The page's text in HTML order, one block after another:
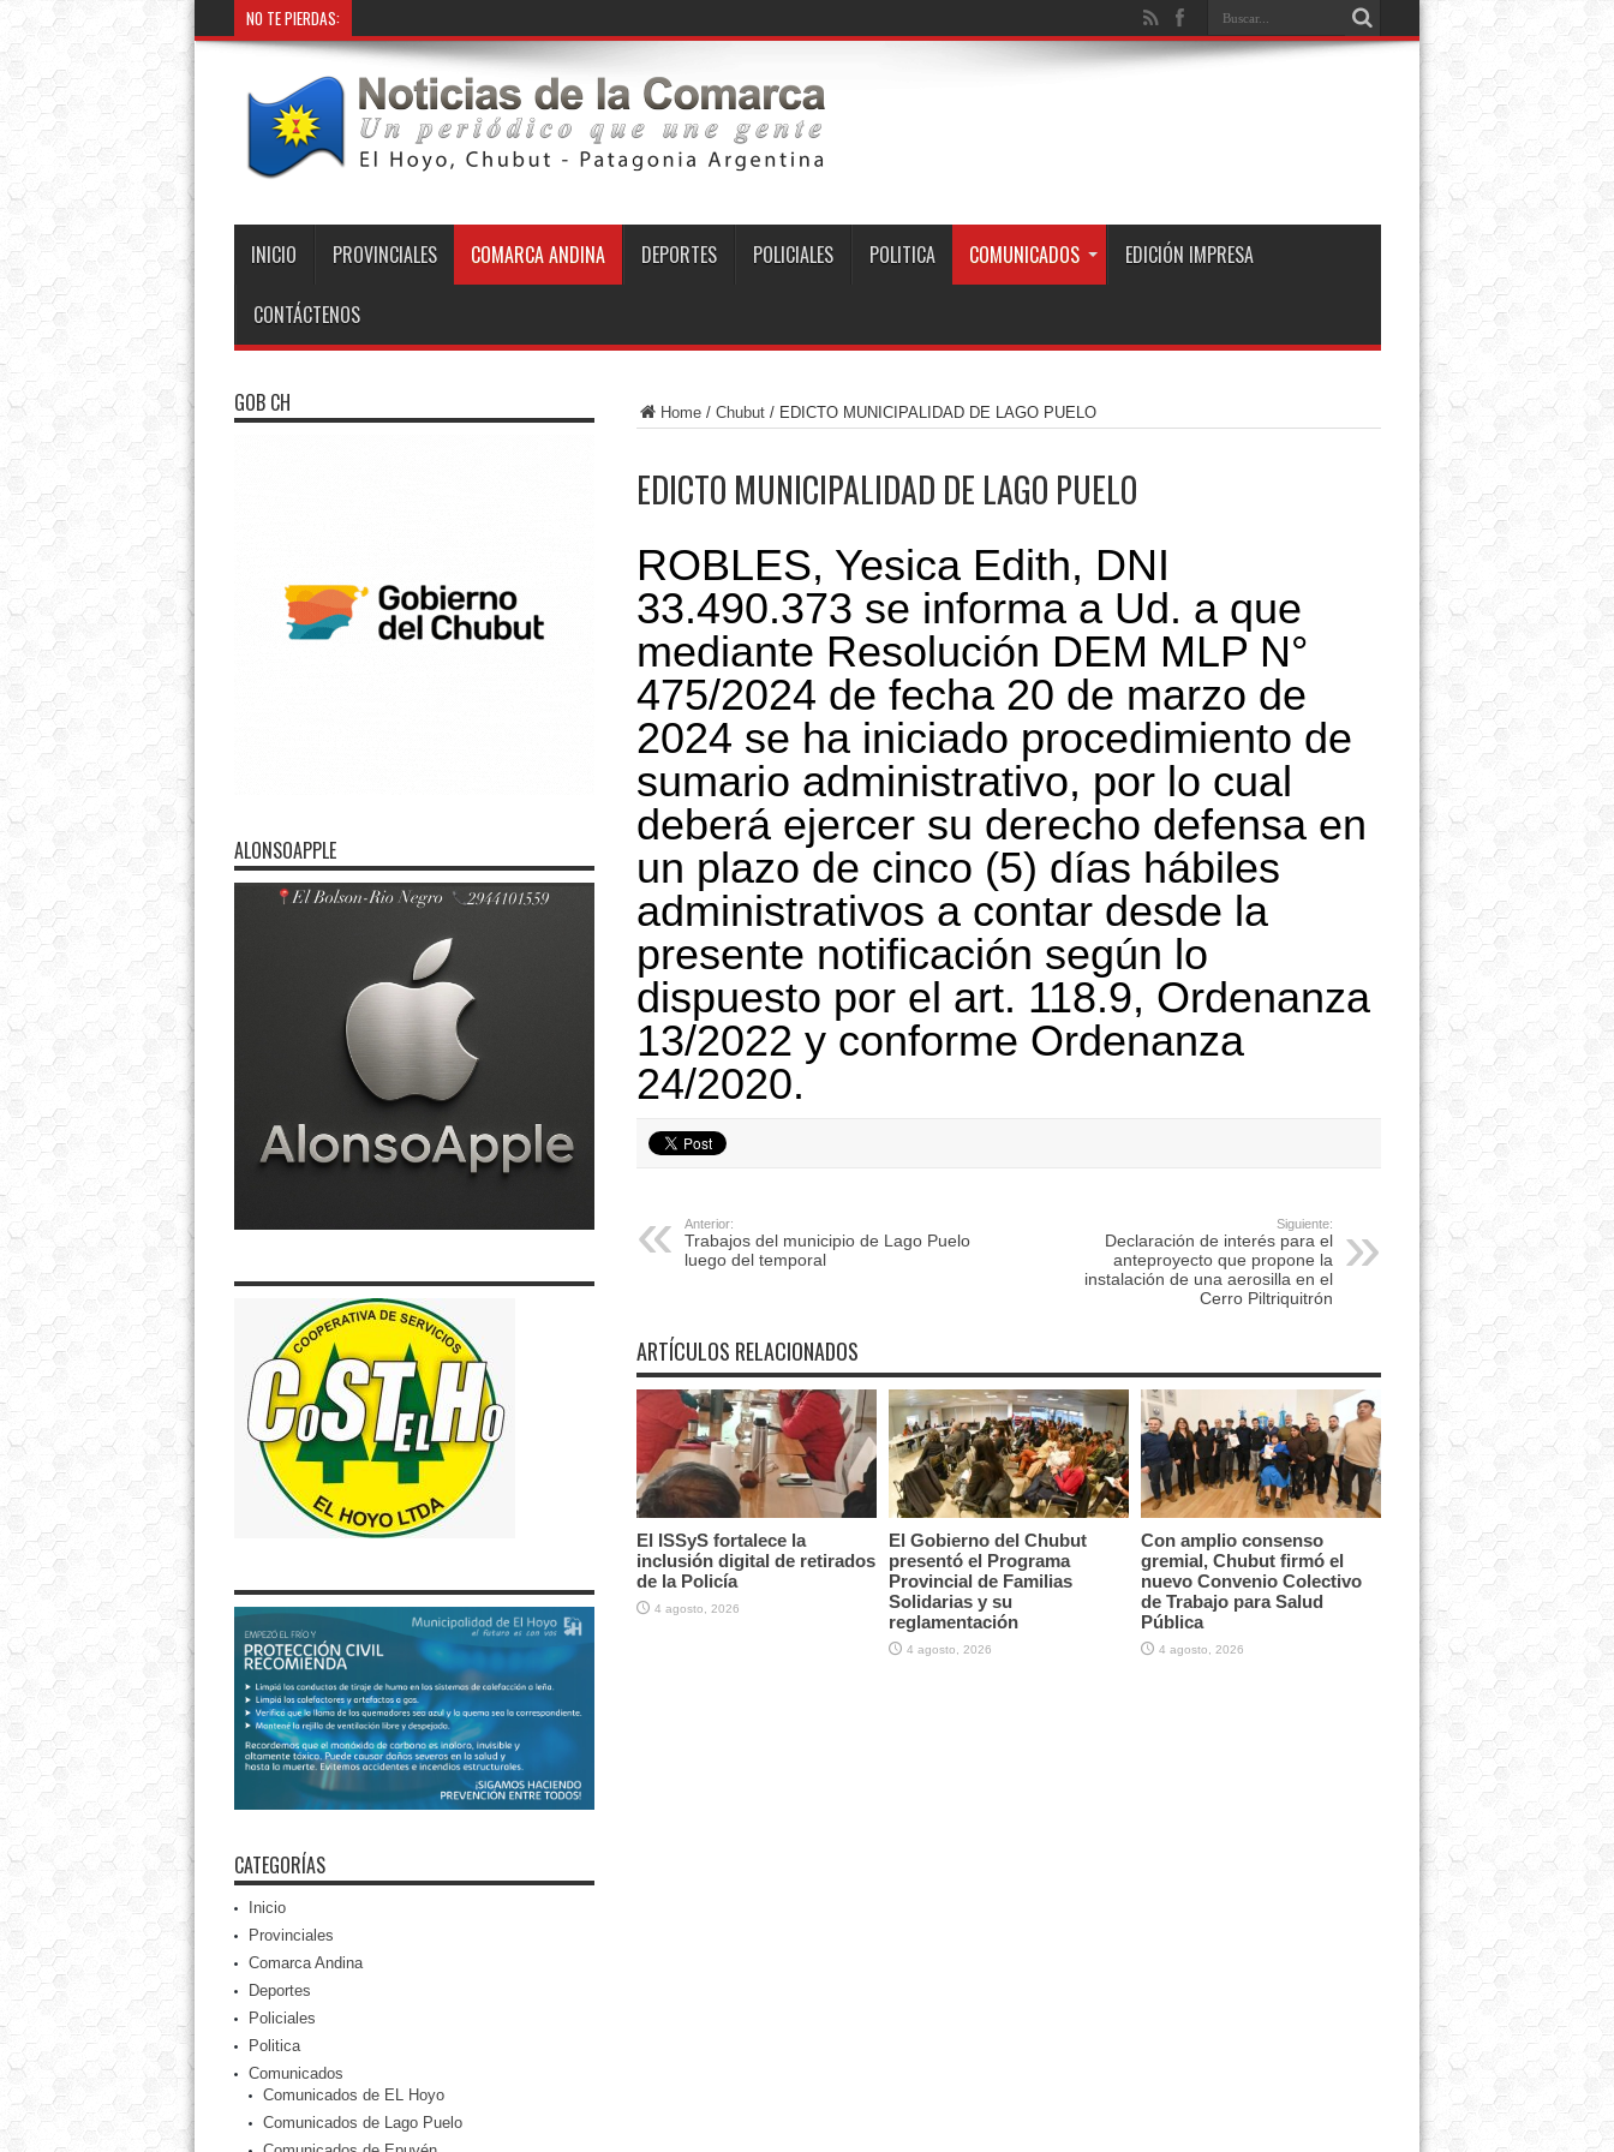
NO TE PIERDAS:
INICIO PROVINCIALES COMARCA ANDINA DEPORTES POLICIALES POLITICA COMUNICADOS EDICIÓN IMPRESA
CONTÁCTENOS
Home/ Chubut/ EDICTO MUNICIPALIDAD DE LAGO PUELO
EDICTO MUNICIPALIDAD DE LAGO PUELO
ROBLES, Yesica Edith, DNI
33.490.373 se informa a Ud. a que
mediante Resolución DEM MLP N°
475/2024 de fecha 20 de marzo de
2024 se ha iniciado procedimiento de
sumario administrativo, por lo cual
deberá ejercer su derecho defensa en
un plazo de cinco (5) días hábiles
administrativos a contar desde la
presente notificación según lo
dispuesto por el art. 118.9, Ordenanza
13/2022 y conforme Ordenanza
24/2020.
Anterior:
Trabajos del municipio de Lago Puelo
luego del temporal
Siguiente:
Declaración de interés para el
anteproyecto que propone la
instalación de una aerosilla en el
Cerro Piltriquitrón
ARTÍCULOS RELACIONADOS
El ISSyS fortalece la
inclusión digital de retirados
de la Policía
4 agosto, 2026
El Gobierno del Chubut
presentó el Programa
Provincial de Familias
Solidarias y su
reglamentación
4 agosto, 2026
Con amplio consenso
gremial, Chubut firmó el
nuevo Convenio Colectivo
de Trabajo para Salud
Pública
4 agosto, 2026
GOB CH
ALONSOAPPLE
CATEGORÍAS
Inicio
Provinciales
Comarca Andina
Deportes
Policiales
Politica
Comunicados
Comunicados de EL Hoyo
Comunicados de Lago Puelo